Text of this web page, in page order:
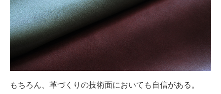
もちろん、革づくりの技術面においても自信がある。